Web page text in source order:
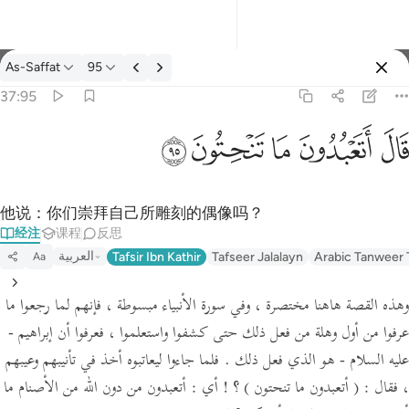
经注: As-Saffat 37:95
As-Saffat 95
37:95
ﲟﲠﲡﲢﲣ
他说：你们崇拜自己所雕刻的偶像吗？
经注 课程 反思
Aa العربية Tafsir Ibn Kathir Tafseer Jalalayn Arabic Tanweer
وهذه القصة هاهنا مختصرة ، وفي سورة الأنبياء مبسوطة ، فإنهم لما رجعوا ما
عرفوا من أول وهلة من فعل ذلك حتى كشفوا واستعلموا ، فعرفوا أن إبراهيم -
عليه السلام - هو الذي فعل ذلك . فلما جاءوا ليعاتبوه أخذ في تأنيبهم وعيبهم
، فقال : ( أتعبدون ما تنحتون ) ؟ ! أي : أتعبدون من دون الله من الأصنام ما